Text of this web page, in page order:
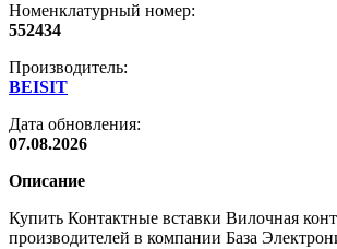
Номенклатурный номер:
552434
Производитель:
BEISIT
Дата обновления:
07.08.2026
Описание
Купить Контактные вставки Вилочная
производителей в компании База